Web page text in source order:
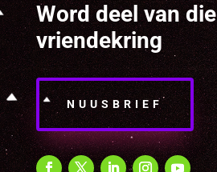
Word deel van die
vriendekring
NUUSBRIEF